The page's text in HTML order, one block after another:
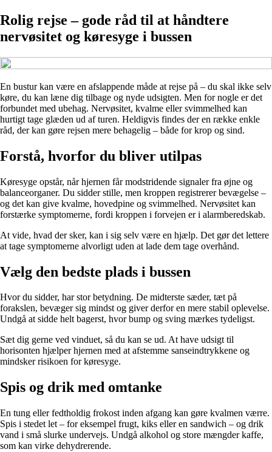
Rolig rejse – gode råd til at håndtere
nervøsitet og køresyge i bussen
En bustur kan være en afslappende måde at rejse på – du skal ikke selv
køre, du kan læne dig tilbage og nyde udsigten. Men for nogle er det
forbundet med ubehag. Nervøsitet, kvalme eller svimmelhed kan
hurtigt tage glæden ud af turen. Heldigvis findes der en række enkle
råd, der kan gøre rejsen mere behagelig – både for krop og sind.
Forstå, hvorfor du bliver utilpas
Køresyge opstår, når hjernen får modstridende signaler fra øjne og
balanceorganer. Du sidder stille, men kroppen registrerer bevægelse –
og det kan give kvalme, hovedpine og svimmelhed. Nervøsitet kan
forstærke symptomerne, fordi kroppen i forvejen er i alarmberedskab.
At vide, hvad der sker, kan i sig selv være en hjælp. Det gør det lettere
at tage symptomerne alvorligt uden at lade dem tage overhånd.
Vælg den bedste plads i bussen
Hvor du sidder, har stor betydning. De midterste sæder, tæt på
forakslen, bevæger sig mindst og giver derfor en mere stabil oplevelse.
Undgå at sidde helt bagerst, hvor bump og sving mærkes tydeligst.
Sæt dig gerne ved vinduet, så du kan se ud. At have udsigt til
horisonten hjælper hjernen med at afstemme sanseindtrykkene og
mindsker risikoen for køresyge.
Spis og drik med omtanke
En tung eller fedtholdig frokost inden afgang kan gøre kvalmen værre.
Spis i stedet let – for eksempel frugt, kiks eller en sandwich – og drik
vand i små slurke undervejs. Undgå alkohol og store mængder kaffe,
som kan virke dehydrerende.